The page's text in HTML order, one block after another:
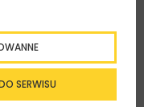
SERWISU